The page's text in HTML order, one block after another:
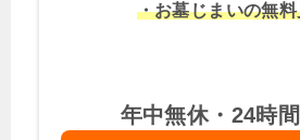
・お墓じまいの無
年中無休・24時